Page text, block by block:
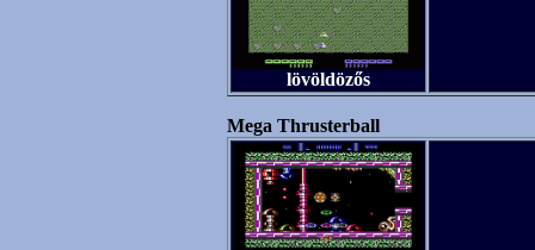
lövöldözős
Mega Thrusterball